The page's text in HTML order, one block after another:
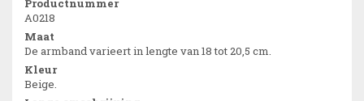
Productnummer
A0218
Maat
De armband varieert in lengte van 18 tot 20,5 cm.
Kleur
Beige.